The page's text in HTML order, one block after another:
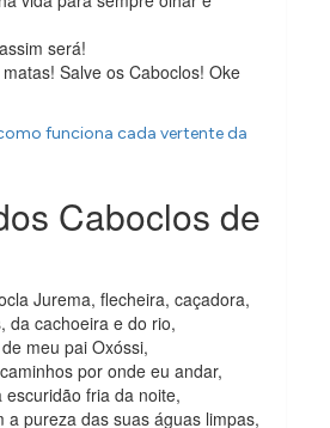
será!
Salve os Caboclos! Oke
funciona cada vertente da
Caboclos de
Jurema, flecheira, caçadora,
da cachoeira e do rio,
meu pai Oxóssi,
por onde eu andar,
fria da noite,
a pureza das suas águas limpas,